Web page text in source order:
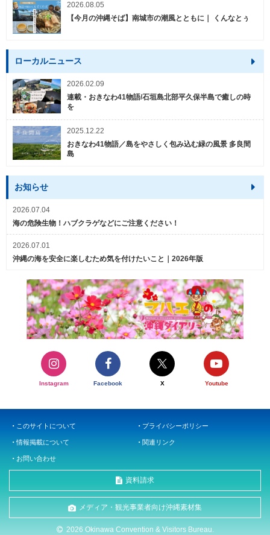
2026.08.05
【今月の沖縄そば】南城市の潮風とともに｜ くんなとぅ
ローカルニュース
2026.02.09
連載・おきなわ41物語/石垣島北部平久保半島で癒しの時
を
2025.12.22
おきなわ41物語／島をやさしく包み込む緑の風景 多良間
島
お知らせ
2026.07.04
海の危険生物！ハブクラゲなどにご注意ください！
2026.07.01
沖縄の海を安全に楽しむため気を付けたいこと｜2026年版
Instagram Facebook X Youtube
このサイトについて プライバシーポリシー
情報掲載について 関連リンク
お問い合わせ
資料請求
メディア・観光事業者向け沖縄素材集
2026 Okinawa Convention & Visitors Bureau.